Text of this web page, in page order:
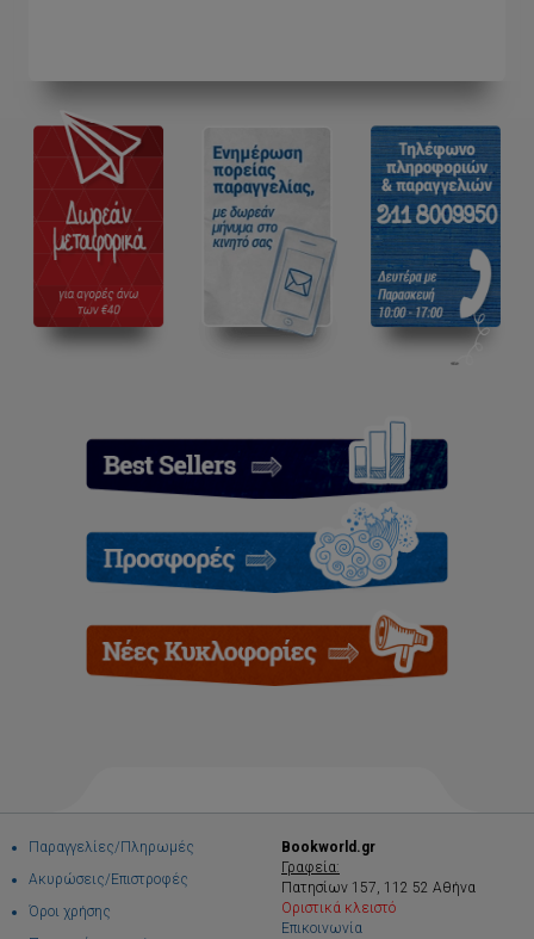
Παραγγελίες/Πληρωμές
Ακυρώσεις/Επιστροφές
Όροι χρήσης
Bookworld.gr
Γραφεία:
Πατησίων 157, 112 52 Αθήνα
Οριστικά κλειστό
Επικοινωνία